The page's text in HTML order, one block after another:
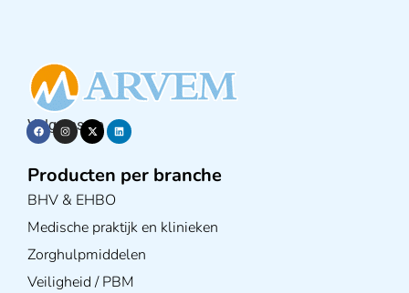
Volg ons op
Producten per branche
BHV & EHBO
Medische praktijk en klinieken
Zorghulpmiddelen
Veiligheid / PBM